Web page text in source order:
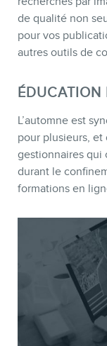
de qualité non
pour vos
autres outils de
ÉDUCATION
L’automne est
pour plusieurs, et
gestionnaires qui
durant le
formations en